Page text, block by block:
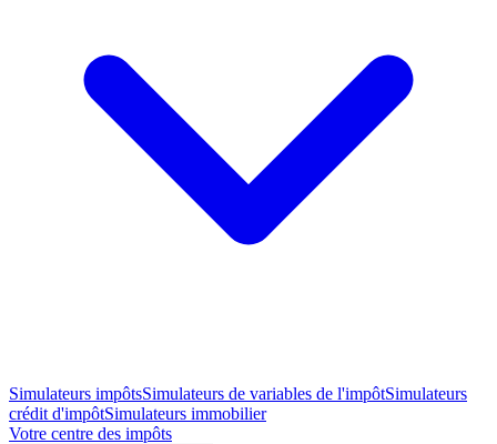
Simulateurs impôtsSimulateurs de variables de l'impôtSimulateurs
crédit d'impôtSimulateurs immobilier
Votre centre des impôts